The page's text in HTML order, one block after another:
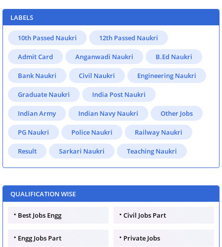
LABELS
10th Passed Naukri 12th Passed Naukri
Admit Card Anganwadi Naukri B.Ed Naukri
Bank Naukri Civil Naukri Engineering Naukri
Graduate Naukri India Post Naukri
Indian Army Indian Navy Naukri Other Jobs
PG Naukri Police Naukri Railway Naukri
Result Sarkari Naukri Teaching Naukri
QUALIFICATION WISE
Best Jobs Engg Civil Jobs Part
Engg Jobs Part Private Jobs